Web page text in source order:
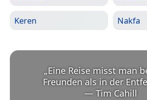
Keren Nakfa
„Eine Reise misst man
Freunden als in der
— Tim Cahill